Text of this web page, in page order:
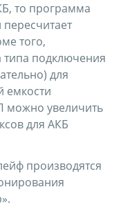
то программа
того,
подключения
для
емкости
можно увеличить
для АКБ
производятся